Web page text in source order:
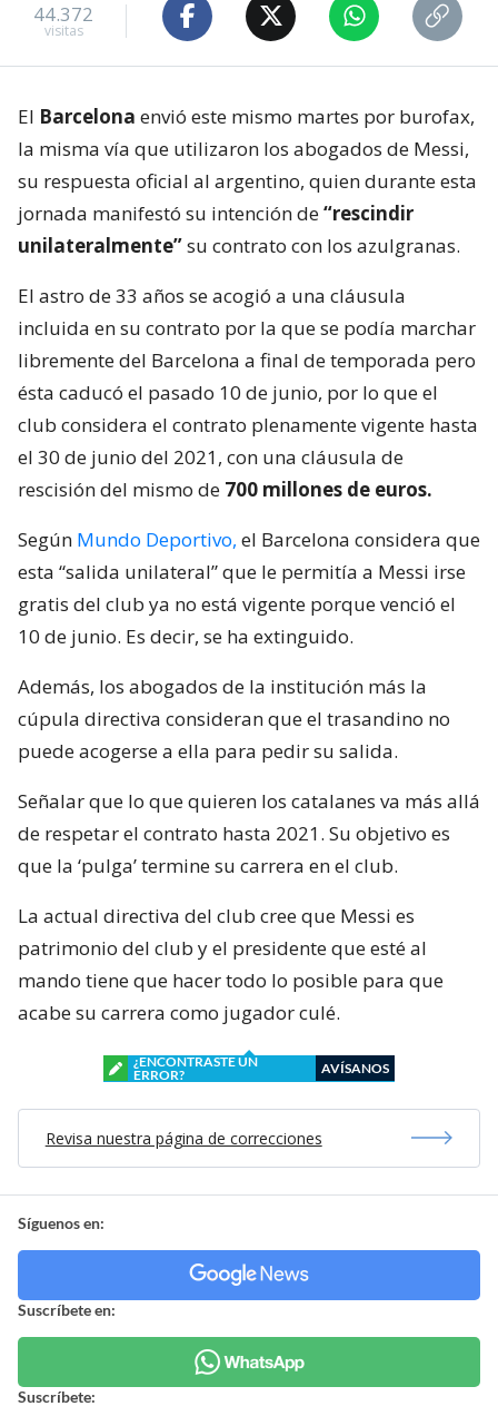
44.372
visitas
El Barcelona envió este mismo martes por burofax,
la misma vía que utilizaron los abogados de Messi,
su respuesta oficial al argentino, quien durante esta
jornada manifestó su intención de“rescindir
unilateralmente”su contrato con los azulgranas.
El astro de 33 años se acogió a una cláusula
incluida en su contrato por la que se podía marchar
libremente del Barcelona a final de temporada pero
ésta caducó el pasado 10 de junio, por lo que el
club considera el contrato plenamente vigente hasta
el 30 de junio del 2021, con una cláusula de
rescisión del mismo de 700 millones de euros.
Según Mundo Deportivo, el Barcelona considera que
esta “salida unilateral” que le permitía a Messi irse
gratis del club ya no está vigente porque venció el
10 de junio. Es decir, se ha extinguido.
Además, los abogados de la institución más la
cúpula directiva consideran que el trasandino no
puede acogerse a ella para pedir su salida.
Señalar que lo que quieren los catalanes va más allá
de respetar el contrato hasta 2021. Su objetivo es
que la ‘pulga’ termine su carrera en el club.
La actual directiva del club cree que Messi es
patrimonio del club y el presidente que esté al
mando tiene que hacer todo lo posible para que
acabe su carrera como jugador culé.
¿ENCONTRASTE UN
ERROR?
AVÍSANOS
Revisa nuestra página de correcciones
Síguenos en:
Suscríbete en:
Suscríbete: